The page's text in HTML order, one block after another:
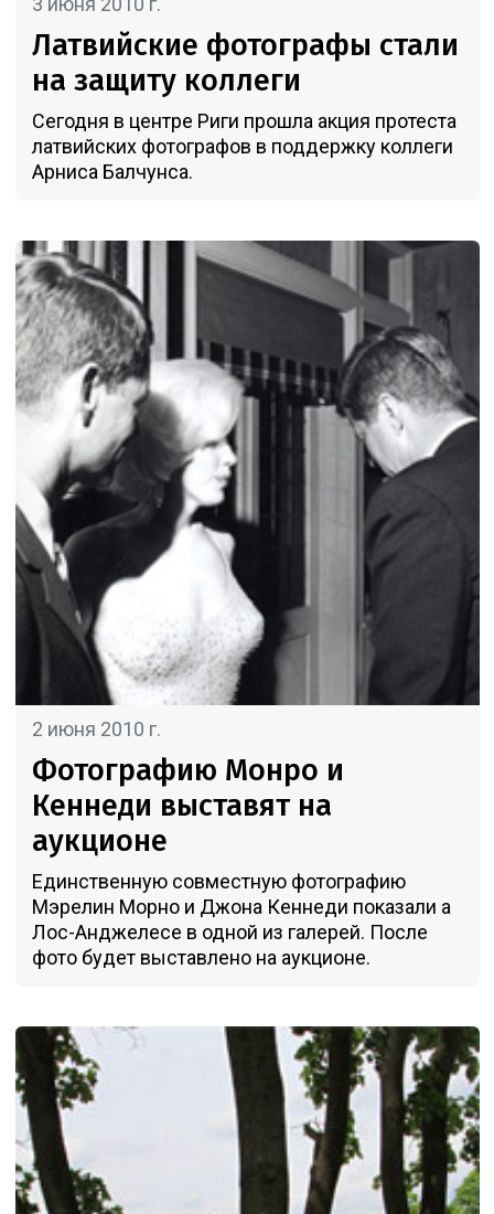
Латвийские фотографы стали
на защиту коллеги
Сегодня в центре Риги прошла акция протеста
латвийских фотографов в поддержку коллеги
Арниса Балчунса.
2 июня 2010 г.
Фотографию Монро и
Кеннеди выставят на
аукционе
Единственную совместную фотографию
Мэрелин Морно и Джона Кеннеди показали а
Лос-Анджелесе в одной из галерей. После
фото будет выставлено на аукционе.